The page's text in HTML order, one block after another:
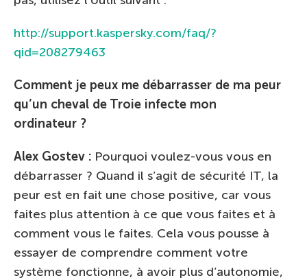
http://support.kaspersky.com/faq/?
qid=208279463
Comment je peux me débarrasser de ma peur
qu’un cheval de Troie infecte mon
ordinateur ?
Alex Gostev : Pourquoi voulez-vous vous en
débarrasser ? Quand il s’agit de sécurité IT, la
peur est en fait une chose positive, car vous
faites plus attention à ce que vous faites et à
comment vous le faites. Cela vous pousse à
essayer de comprendre comment votre
système fonctionne, à avoir plus d’autonomie,